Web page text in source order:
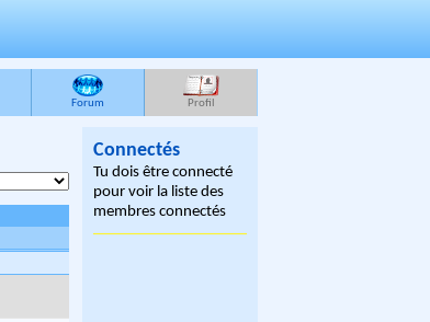
Forum Profil
Connectés
Tu dois être connecté
pour voir la liste des
membres connectés